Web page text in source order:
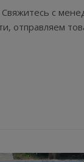
с
отправляем